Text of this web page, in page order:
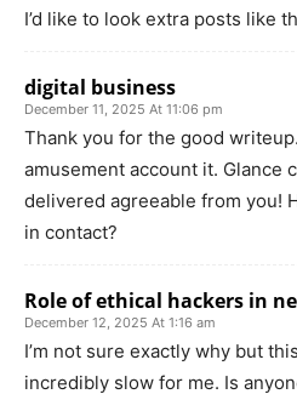
I’d like to look extra posts like
digital business
December 11, 2025 At 11:06 pm
Thank you for the good
amusement account it. Glance
delivered agreeable from you!
in contact?
Role of ethical hackers in
December 12, 2025 At 1:16 am
I’m not sure exactly why but
incredibly slow for me. Is